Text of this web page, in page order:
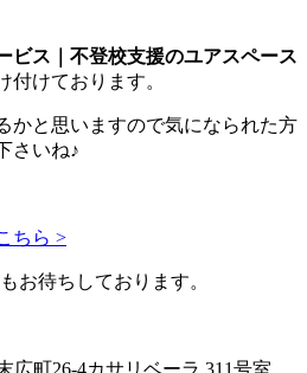
ビス｜不登校支援のユアスペース
付けております。
かと思いますので気になられた方
さいね♪
ちら >
お待ちしております。
広町26-4カサリベーラ 311号室